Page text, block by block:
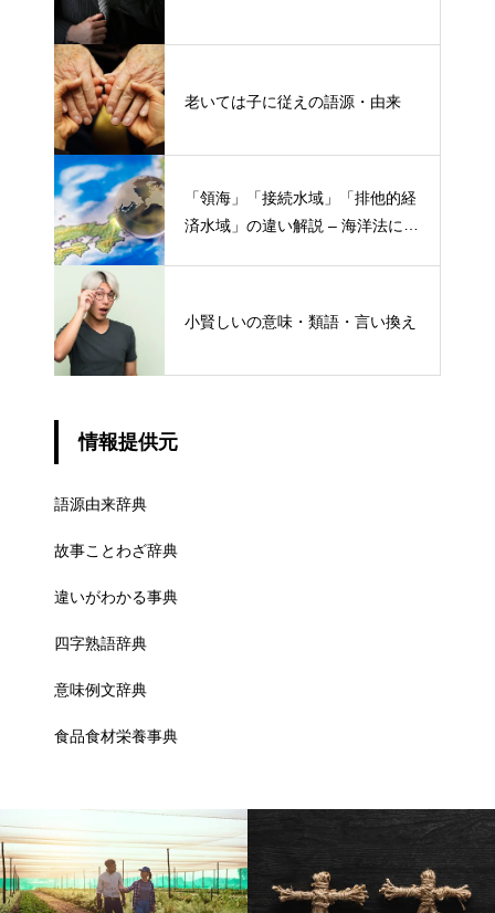
老いては子に従えの語源・由来
「領海」「接続水域」「排他的経
済水域」の違い解説 – 海洋法にお
小賢しいの意味・類語・言い換え
情報提供元
語源由来辞典
故事ことわざ辞典
違いがわかる事典
四字熟語辞典
意味例文辞典
食品食材栄養事典